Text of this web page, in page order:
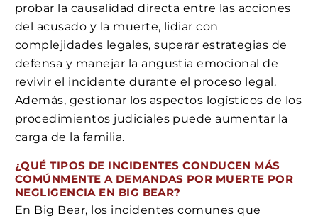
probar la causalidad directa entre las acciones
del acusado y la muerte, lidiar con
complejidades legales, superar estrategias de
defensa y manejar la angustia emocional de
revivir el incidente durante el proceso legal.
Además, gestionar los aspectos logísticos de los
procedimientos judiciales puede aumentar la
carga de la familia.
¿QUÉ TIPOS DE INCIDENTES CONDUCEN MÁS
COMÚNMENTE A DEMANDAS POR MUERTE POR
NEGLIGENCIA EN BIG BEAR?
En Big Bear, los incidentes comunes que